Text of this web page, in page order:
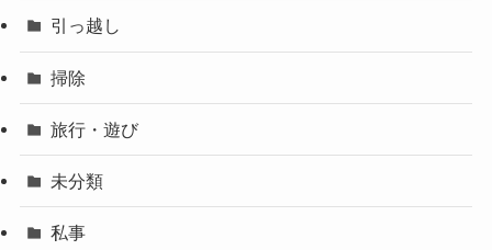
引っ越し
掃除
旅行・遊び
未分類
私事